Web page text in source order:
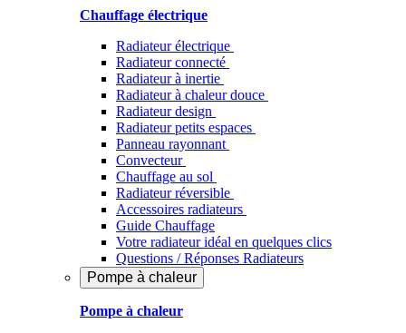
Chauffage électrique
Radiateur électrique
Radiateur connecté
Radiateur à inertie
Radiateur à chaleur douce
Radiateur design
Radiateur petits espaces
Panneau rayonnant
Convecteur
Chauffage au sol
Radiateur réversible
Accessoires radiateurs
Guide Chauffage
Votre radiateur idéal en quelques clics
Questions / Réponses Radiateurs
Pompe à chaleur
Pompe à chaleur